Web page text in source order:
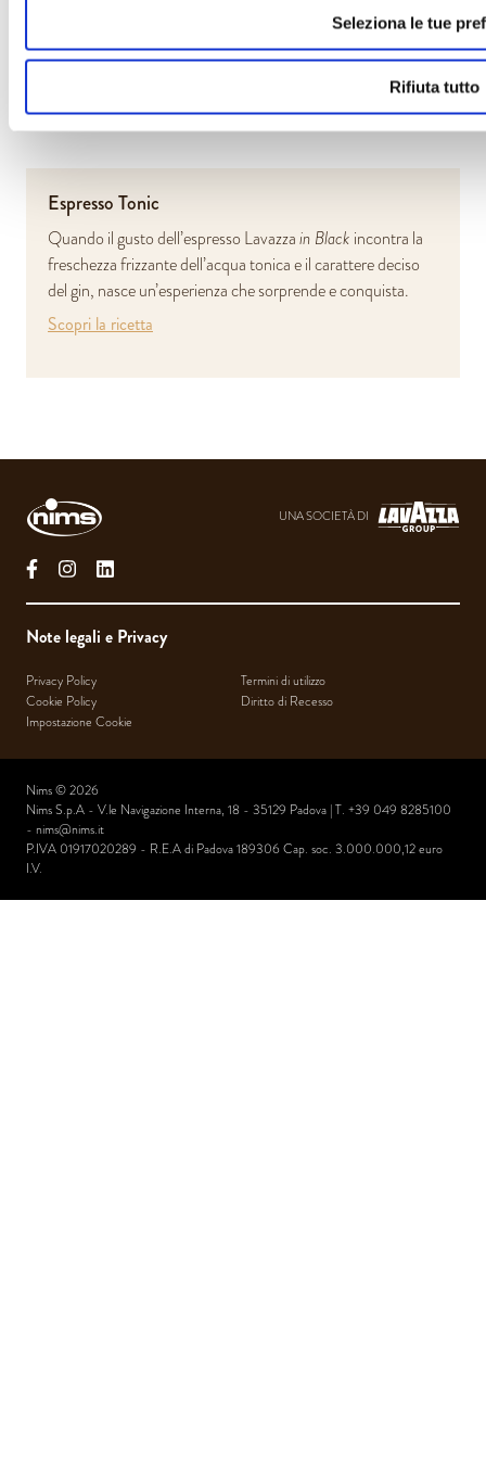
Seleziona le tue
Rifiuta tutto
Espresso Tonic
Quando il gusto dell’espresso Lavazzain Black incontra la
freschezza frizzante dell’acqua tonica e il carattere deciso
del gin, nasce un’esperienza che sorprende e conquista.
Scopri la ricetta
UNA SOCIETÀ DI
facebook
instagramlinkedin
Note legali e Privacy
Privacy Policy
Cookie Policy
Impostazione Cookie
Termini di utilizzo
Diritto di Recesso
Nims © 2026
Nims S.p.A - V.le Navigazione Interna, 18 - 35129 Padova | T. +39 049 8285100
- nims@nims.it
P.IVA 01917020289 - R.E.A di Padova 189306 Cap. soc. 3.000.000,12 euro
I.V.